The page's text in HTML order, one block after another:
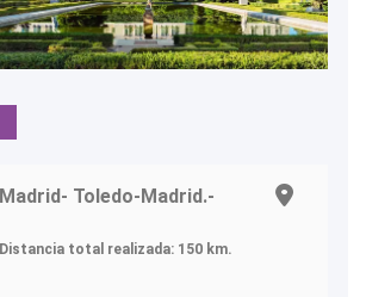
Madrid- Toledo-Madrid.-
Distancia total realizada: 150 km.